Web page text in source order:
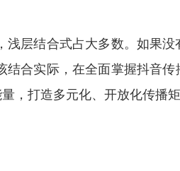
层结合式占大多数。如果
合实际，在全面掌握抖音
，打造多元化、开放化传播矩